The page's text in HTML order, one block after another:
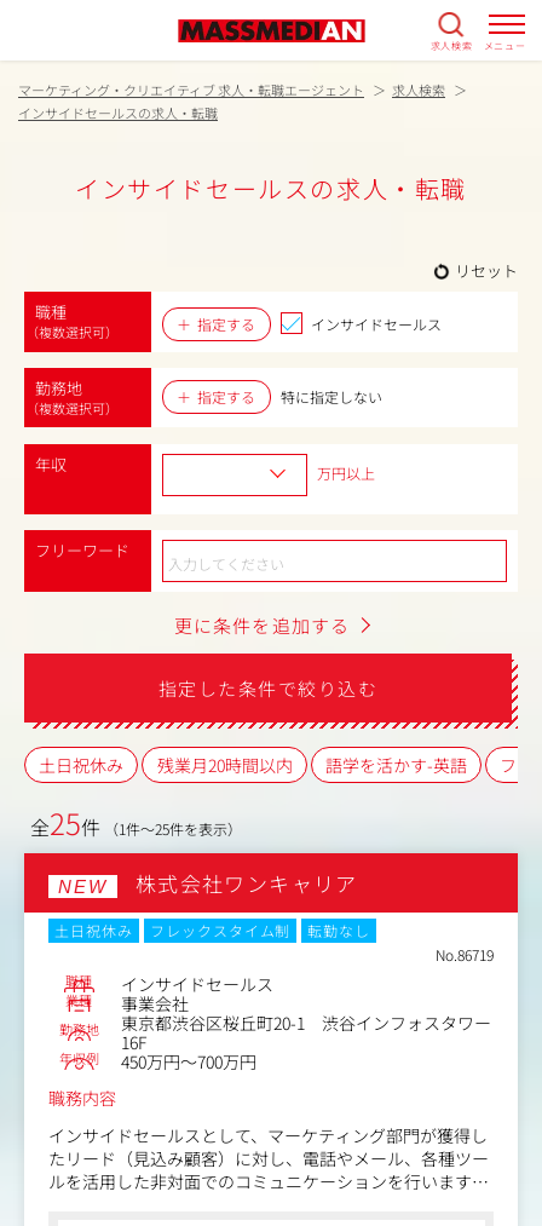
求人検索 メニュー
マーケティング・クリエイティブ 求人・転職エージェント
求人検索
インサイドセールスの求人・転職
インサイドセールスの求人・転職
リセット
職種
（複数選択可） 指定する インサイドセールス
勤務地
（複数選択可）
指定する 特に指定しない
年収 万円以上
フリーワード
更に条件を追加する
指定した条件で絞り込む
土日祝休み 残業月20時間以内 語学を活かす-英語 フレ
全25件 （1件～25件を表示）
NEW 株式会社ワンキャリア
土日祝休み フレックスタイム制
転勤なし
No.86719
職種 インサイドセールス
業種 事業会社
勤務地
東京都渋谷区桜丘町20-1 渋谷インフォスタワー
16F
年収例
450万円～700万円
職務内容
インサイドセールスとして、マーケティング部門が獲得し
たリード（見込み顧客）に対し、電話やメール、各種ツー
ルを活用した非対面でのコミュニケーションを行います。